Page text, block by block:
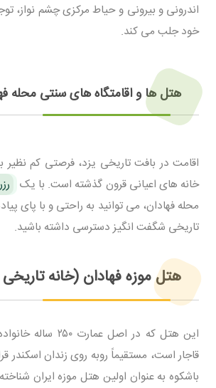
اندرونی و بیرونی و حیاط مرکزی چشم نواز،
خود جلب می کند.
هتل ها و اقامتگاه های سنتی محله
اقامت در بافت تاریخی یزد، فرصتی کم نظیر
خانه های اعیانی قرون گذشته است. با یک
محله فهادان، می توانید به راحتی و با پای
تاریخی شگفت انگیز دسترسی داشته باشید.
هتل موزه فهادان (خانه
این هتل که در اصل
قاجار است، مستقیماً روبه روی زندان اسکندر
باشکوه به عنوان اولین هتل موزه ایران